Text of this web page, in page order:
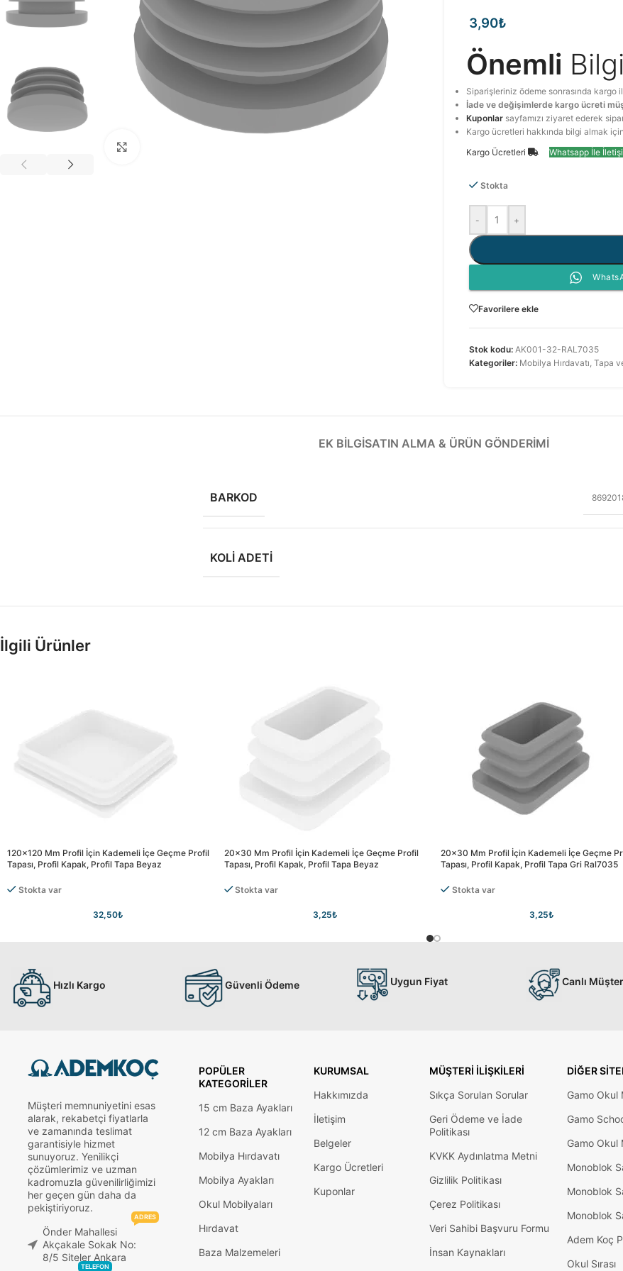
3,90₺
Önemli
Siparişleriniz ödeme sonrasında kargo
İade ve değişimlerde kargo ücreti
Kuponlar sayfamızı ziyaret ederek
Kargo ücretleri hakkında bilgi almak
Kargo Ücretleri
Whatsapp İle
Stokta
- +
Favorilere ekle
Stok kodu: AK001-32-RAL7035
Kategoriler: Mobilya Hırdavatı, Tapa
EK BILGISATIN ALMA & ÜRÜN GÖNDERIMI
BARKOD
KOLI ADETI
İlgili Ürünler
120×120 Mm Profil İçin Kademeli İçe Geçme Profil
Tapası, Profil Kapak, Profil Tapa Beyaz
Stokta var
32,50₺
20×30 Mm Profil İçin Kademeli İçe Geçme Profil
Tapası, Profil Kapak, Profil Tapa Beyaz
Stokta var
3,25₺
20×30 Mm Profil İçin Kademeli İçe Geçme
Tapası, Profil Kapak, Profil Tapa Gri Ral7035
Stokta var
3,25₺
Hızlı Kargo Güvenli Ödeme Uygun Fiyat Canlı
Müşteri memnuniyetini esas
alarak, rekabetçi fiyatlarla
ve zamanında teslimat
garantisiyle hizmet
sunuyoruz. Yenilikçi
çözümlerimiz ve uzman
kadromuzla güvenilirliğimizi
her geçen gün daha da
pekiştiriyoruz.
Önder Mahallesi
Akçakale Sokak No:
8/5 Siteler Ankara
ADRES
TELEFON
POPÜLER
KATEGORILER
15 cm Baza Ayakları
12 cm Baza Ayakları
Mobilya Hırdavatı
Mobilya Ayakları
Okul Mobilyaları
Hırdavat
Baza Malzemeleri
KURUMSAL
Hakkımızda
İletişim
Belgeler
Kargo Ücretleri
Kuponlar
MÜŞTERI İLIŞKILERI
Sıkça Sorulan Sorular
Geri Ödeme ve İade
Politikası
KVKK Aydınlatma Metni
Gizlilik Politikası
Çerez Politikası
Veri Sahibi Başvuru Formu
İnsan Kaynakları
DIĞER
Gamo Okul
Gamo
Gamo Okul
Monoblok
Monoblok
Monoblok
Adem Koç
Okul Sırası